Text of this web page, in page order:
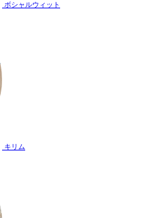
ボシャルウィット
キリム